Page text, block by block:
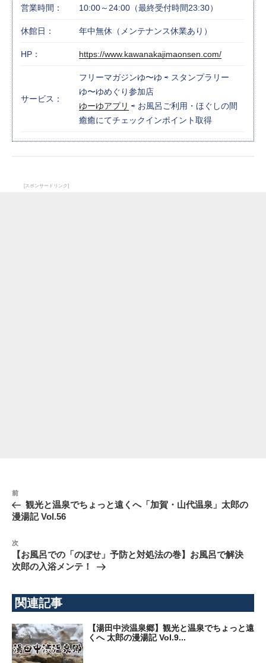
営業時間： 10:00～24:00（最終受付時間23:30）
休館日： 年中無休（メンテナンス休業あり）
HP： https://www.kawanakajimaonsen.com/
サービス：
フリーマガジンゆ〜ゆ ⇨ スタンプラリー
ゆ〜ゆめぐり参加店
ゆーゆアプリ ⇨ お風呂ご利用・ほぐしの間
癒癒にてチェックインポイント取得
[スポンサードリンク]
投
稿
ナ
ゲ
ー
シ
ン
前
の
投
前
観光と温泉でちょっと遠くへ「加賀・山代温泉」太郎の
漫湯記 Vol.56
次
の
投
次
【お風呂での「のぼせ」予防と対処法の巻】お風呂で解決
次郎の入浴メンテ！
関連記事
【湯田中渋温泉郷】観光と温泉でちょっと遠
くへ 太郎の漫湯記 Vol.9...